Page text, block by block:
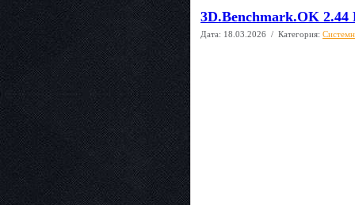
3D.Benchmark.OK
Дата: 18.03.2026 / Категория: